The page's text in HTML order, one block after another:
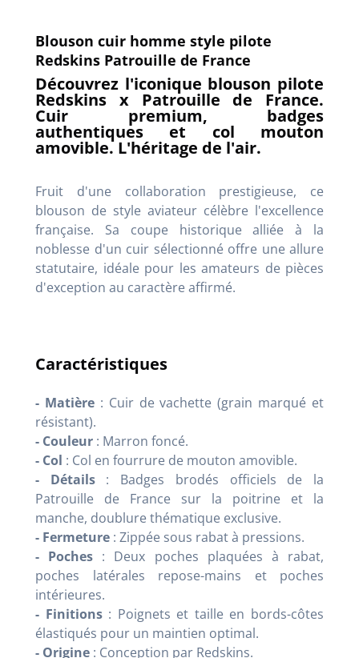
Blouson cuir homme style pilote
Redskins Patrouille de France
Découvrez l'iconique blouson pilote
Redskins x Patrouille de France.
Cuir premium, badges
authentiques et col mouton
amovible. L'héritage de l'air.
Fruit d'une collaboration prestigieuse, ce
blouson de style aviateur célèbre l'excellence
française. Sa coupe historique alliée à la
noblesse d'un cuir sélectionné offre une allure
statutaire, idéale pour les amateurs de pièces
d'exception au caractère affirmé.
Caractéristiques
- Matière: Cuir de vachette (grain marqué et
résistant).
- Couleur : Marron foncé.
- Col : Col en fourrure de mouton amovible.
- Détails: Badges brodés officiels de la
Patrouille de France sur la poitrine et la
manche, doublure thématique exclusive.
- Fermeture : Zippée sous rabat à pressions.
- Poches : Deux poches plaquées à rabat,
poches latérales repose-mains et poches
intérieures.
- Finitions: Poignets et taille en bords-côtes
élastiqués pour un maintien optimal.
- Origine : Conception par Redskins.